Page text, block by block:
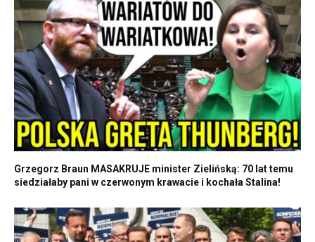
Grzegorz Braun MASAKRUJE minister Zielińską: 70 lat temu
siedziałaby pani w czerwonym krawacie i kochała Stalina!